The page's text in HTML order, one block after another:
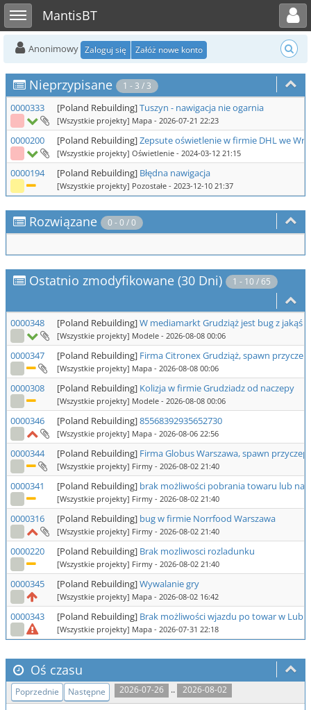
Toggle sidebarMantisBT
Toggle user menu
Anonimowy Zaloguj się Załóż nowe konto
Nieprzypisane 1 - 3 / 3
0000333 [Poland Rebuilding]Tuszyn - nawigacja nie ogarnia
[Wszystkie projekty] Mapa - 2026-07-21 22:23
0000200 [Poland Rebuilding]Zepsute oświetlenie w firmie DHL we
[Wszystkie projekty] Oświetlenie - 2024-03-12 21:15
0000194 [Poland Rebuilding] Błędna nawigacja
[Wszystkie projekty] Pozostałe - 2023-12-10 21:37
Rozwiązane 0 - 0 / 0
Ostatnio zmodyfikowane (30 Dni) 1 - 10 / 65
0000348 [Poland Rebuilding]W mediamarkt Grudziąż jest bug z jakąś
[Wszystkie projekty] Modele - 2026-08-08 00:06
0000347 [Poland Rebuilding] Firma Citronex Grudziąż, spawn
[Wszystkie projekty] Mapa - 2026-08-08 00:06
0000308 [Poland Rebuilding] Kolizja w firmie Grudziadz od naczepy
[Wszystkie projekty] Modele - 2026-08-08 00:06
0000346 [Poland Rebuilding]85568392935652730
[Wszystkie projekty] Mapa - 2026-08-06 22:56
0000344 [Poland Rebuilding] Firma Globus Warszawa, spawn
[Wszystkie projekty] Firmy - 2026-08-02 21:40
0000341 [Poland Rebuilding] brak możliwości pobrania towaru lub
[Wszystkie projekty] Firmy - 2026-08-02 21:40
0000316 [Poland Rebuilding] bug w firmie Norrfood Warszawa
[Wszystkie projekty] Firmy - 2026-08-02 21:40
0000220 [Poland Rebuilding] Brak mozliwosci rozladunku
[Wszystkie projekty] Firmy - 2026-08-02 21:40
0000345 [Poland Rebuilding]Wywalanie gry
[Wszystkie projekty] Mapa - 2026-08-02 16:42
0000343 [Poland Rebuilding] Brak możliwości wjazdu po towar w
[Wszystkie projekty] Mapa - 2026-07-31 22:18
Oś czasu
2026-07-26 .. 2026-08-02
Poprzednie Następne